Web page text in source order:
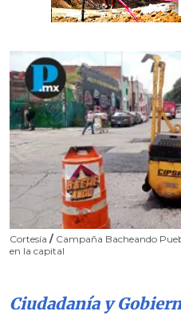
Cortesía / Campaña Bacheando
en la capital
Ciudadanía y